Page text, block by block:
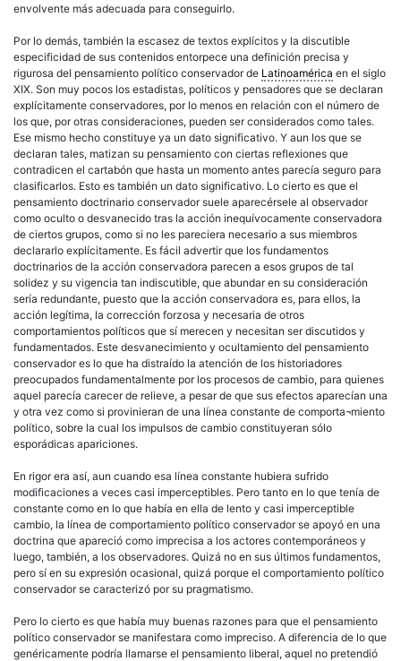
envolvente más adecuada para conseguirlo.
Por lo demás, también la escasez de textos explícitos y la discutible
especificidad de sus contenidos entorpece una definición precisa y
rigurosa del pensamiento político conservador de Latinoamérica en el siglo
XIX. Son muy pocos los estadistas, políticos y pensadores que se declaran
explícitamente conservadores, por lo menos en relación con el número de
los que, por otras consideraciones, pueden ser considerados como tales.
Ese mismo hecho constituye ya un dato significativo. Y aun los que se
declaran tales, matizan su pensamiento con ciertas reflexiones que
contradicen el cartabón que hasta un momento antes parecía seguro para
clasificarlos. Esto es también un dato significativo. Lo cierto es que el
pensamiento doctrinario conservador suele aparecérsele al observador
como oculto o desvanecido tras la acción inequívocamente conservadora
de ciertos grupos, como si no les pareciera necesario a sus miembros
declararlo explícitamente. Es fácil advertir que los fundamentos
doctrinarios de la acción conservadora parecen a esos grupos de tal
solidez y su vigencia tan indiscutible, que abundar en su consideración
sería redundante, puesto que la acción conservadora es, para ellos, la
acción legítima, la corrección forzosa y necesaria de otros
comportamientos políticos que sí merecen y necesitan ser discutidos y
fundamentados. Este desvanecimiento y ocultamiento del pensamiento
conservador es lo que ha distraído la atención de los historiadores
preocupados fundamentalmente por los procesos de cambio, para quienes
aquel parecía carecer de relieve, a pesar de que sus efectos aparecían una
y otra vez como si provinieran de una línea constante de comporta¬miento
político, sobre la cual los impulsos de cambio constituyeran sólo
esporádicas apariciones.
En rigor era así, aun cuando esa línea constante hubiera sufrido
modificaciones a veces casi imperceptibles. Pero tanto en lo que tenía de
constante como en lo que había en ella de lento y casi imperceptible
cambio, la línea de comportamiento político conservador se apoyó en una
doctrina que apareció como imprecisa a los actores contemporáneos y
luego, también, a los observadores. Quizá no en sus últimos fundamentos,
pero sí en su expresión ocasional, quizá porque el comportamiento político
conservador se caracterizó por su pragmatismo.
Pero lo cierto es que había muy buenas razones para que el pensamiento
político conservador se manifestara como impreciso. A diferencia de lo que
genéricamente podría llamarse el pensamiento liberal, aquel no pretendió